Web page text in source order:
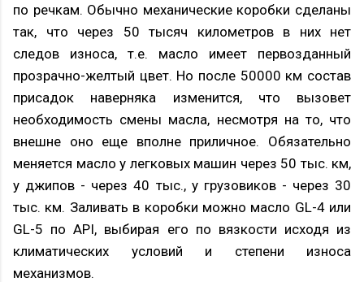
по речкам. Обычно механические коробки сделаны
так, что через 50 тысяч километров в них нет
следов износа, т.е. масло имеет первозданный
прозрачно-желтый цвет. Но после 50000 км состав
присадок наверняка изменится, что вызовет
необходимость смены масла, несмотря на то, что
внешне оно еще вполне приличное. Обязательно
меняется масло у легковых машин через 50 тыс. км,
у джипов - через 40 тыс., у грузовиков - через 30
тыс. км. Заливать в коробки можно масло GL-4 или
GL-5 по API, выбирая его по вязкости исходя из
климатических условий и степени износа
механизмов.